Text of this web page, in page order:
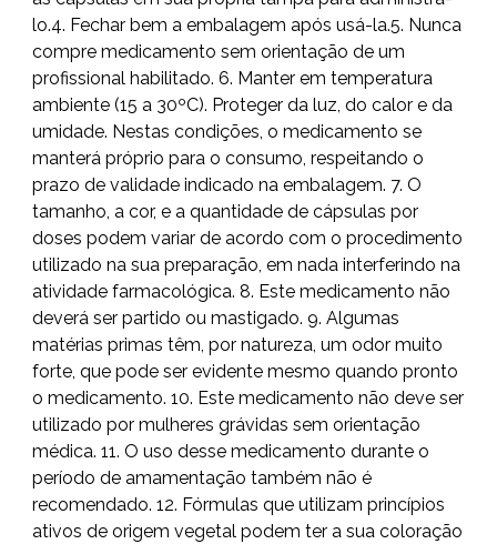
lo.4. Fechar bem a embalagem após usá-la.5. Nunca
compre medicamento sem orientação de um
profissional habilitado. 6. Manter em temperatura
ambiente (15 a 30ºC). Proteger da luz, do calor e da
umidade. Nestas condições, o medicamento se
manterá próprio para o consumo, respeitando o
prazo de validade indicado na embalagem. 7. O
tamanho, a cor, e a quantidade de cápsulas por
doses podem variar de acordo com o procedimento
utilizado na sua preparação, em nada interferindo na
atividade farmacológica. 8. Este medicamento não
deverá ser partido ou mastigado. 9. Algumas
matérias primas têm, por natureza, um odor muito
forte, que pode ser evidente mesmo quando pronto
o medicamento. 10. Este medicamento não deve ser
utilizado por mulheres grávidas sem orientação
médica. 11. O uso desse medicamento durante o
período de amamentação também não é
recomendado. 12. Fórmulas que utilizam princípios
ativos de origem vegetal podem ter a sua coloração